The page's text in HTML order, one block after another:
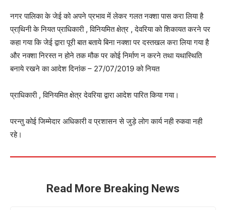
नगर पालिका के जेई को अपने प्रभाव में लेकर गलत नक्शा पास करा लिया है
प्रा्थिनी के नियत प्राधिकारी , विनियमित क्षेत्र , देवरिया को शिकायत करने पर
कहा गया कि जेई द्वारा पूरी बात बताये बिना नक्शा पर दस्तखल करा लिया गया है
और नक्शा निरस्त न होने तक मौक पर कोई निर्माण न करने तथा यथास्थिति
बनाये रखने का आदेश दिनांक – 27/07/2019 को नियत
प्राधिकारी , विनियमित क्षेत्र देवरिया द्वारा आदेश पारित किया गया।
परन्तु कोई जिम्मेदार अधिकारी व प्रशासन से जुड़े लोग कार्य नही रुकवा नही
रहे।
Read More Breaking News